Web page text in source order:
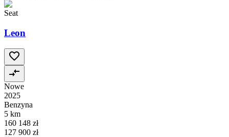
Seat
Leon
Nowe
2025
Benzyna
5 km
160 148 zł
127 900 zł